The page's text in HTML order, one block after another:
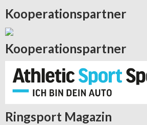
Kooperationspartner
Kooperationspartner
Ringsport Magazin